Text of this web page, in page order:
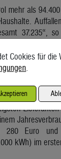
mehr als
37.235“,
Die Zahl
Die
bezogen auf
den
die
280 Euro
kWh) im
Cookies für die
.